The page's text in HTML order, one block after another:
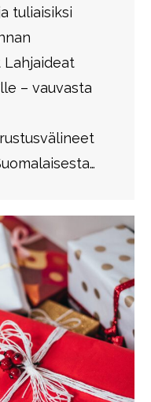
tuliaisiksi
Lahjaideat
– vauvasta